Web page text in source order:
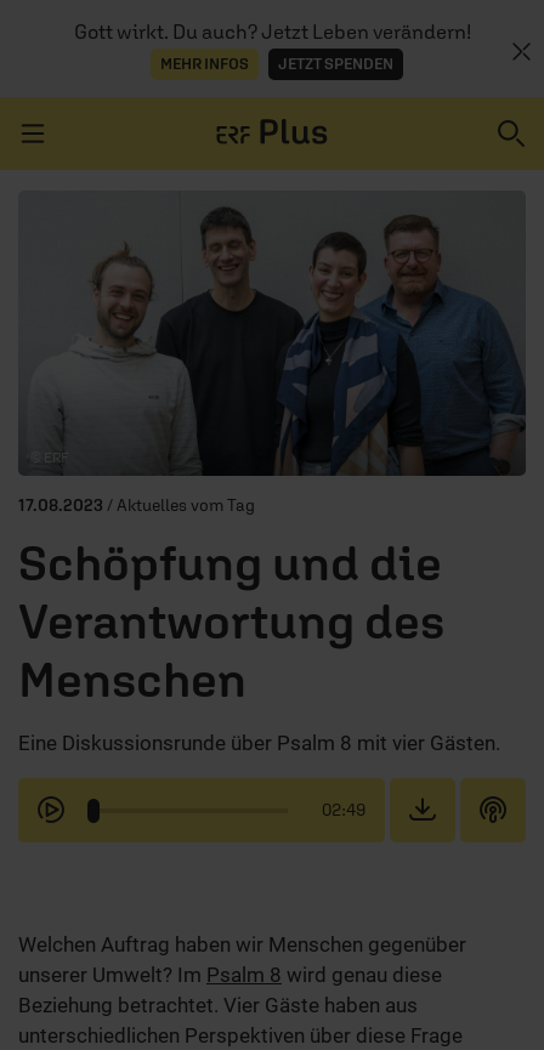
Gott wirkt. Du auch? Jetzt Leben verändern!
MEHR INFOS JETZT SPENDEN
ERZÄHL MAL
AUDIOTHEK
© ERF
17.08.2023 / Aktuelles vom Tag
Schöpfung und die
Verantwortung des
Menschen
Eine Diskussionsrunde über Psalm 8 mit vier Gästen.
02:49
Welchen Auftrag haben wir Menschen gegenüber
unserer Umwelt? Im Psalm 8 wird genau diese
Beziehung betrachtet. Vier Gäste haben aus
unterschiedlichen Perspektiven über diese Frage